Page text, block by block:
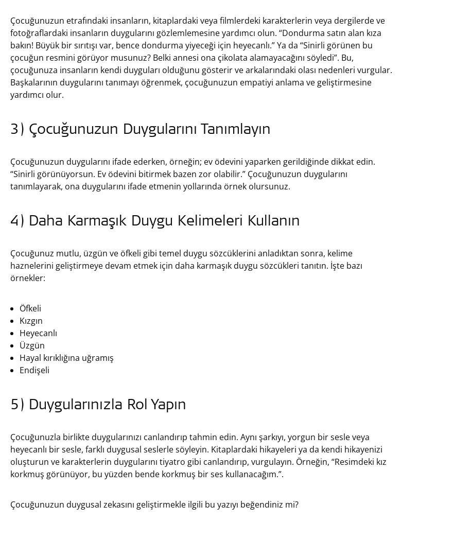
Çocuğunuzun etrafındaki insanların, kitaplardaki veya filmlerdeki karakterlerin veya dergilerde ve
fotoğraflardaki insanların duygularını gözlemlemesine yardımcı olun. “Dondurma satın alan kıza
bakın! Büyük bir sırıtışı var, bence dondurma yiyeceği için heyecanlı.” Ya da “Sinirli görünen bu
çocuğun resmini görüyor musunuz? Belki annesi ona çikolata alamayacağını söyledi”. Bu,
çocuğunuza insanların kendi duyguları olduğunu gösterir ve arkalarındaki olası nedenleri vurgular.
Başkalarının duygularını tanımayı öğrenmek, çocuğunuzun empatiyi anlama ve geliştirmesine
yardımcı olur.
3) Çocuğunuzun Duygularını Tanımlayın
Çocuğunuzun duygularını ifade ederken, örneğin; ev ödevini yaparken gerildiğinde dikkat edin.
“Sinirli görünüyorsun. Ev ödevini bitirmek bazen zor olabilir.” Çocuğunuzun duygularını
tanımlayarak, ona duygularını ifade etmenin yollarında örnek olursunuz.
4) Daha Karmaşık Duygu Kelimeleri Kullanın
Çocuğunuz mutlu, üzgün ve öfkeli gibi temel duygu sözcüklerini anladıktan sonra, kelime
haznelerini geliştirmeye devam etmek için daha karmaşık duygu sözcükleri tanıtın. İşte bazı
örnekler:
Öfkeli
Kızgın
Heyecanlı
Üzgün
Hayal kırıklığına uğramış
Endişeli
5) Duygularınızla Rol Yapın
Çocuğunuzla birlikte duygularınızı canlandırıp tahmin edin. Aynı şarkıyı, yorgun bir sesle veya
heyecanlı bir sesle, farklı duygusal seslerle söyleyin. Kitaplardaki hikayeleri ya da kendi hikayenizi
oluşturun ve karakterlerin duygularını tiyatro gibi canlandırıp, vurgulayın. Örneğin, “Resimdeki kız
korkmuş görünüyor, bu yüzden bende korkmuş bir ses kullanacağım.”.
Çocuğunuzun duygusal zekasını geliştirmekle ilgili bu yazıyı beğendiniz mi?